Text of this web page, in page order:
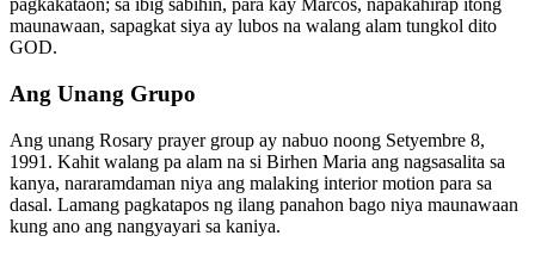
pagkakataon; sa ibig sabihin, para kay Marcos, napakahirap itong
maunawaan, sapagkat siya ay lubos na walang alam tungkol dito
GOD.
Ang Unang Grupo
Ang unang Rosary prayer group ay nabuo noong Setyembre 8,
1991. Kahit walang pa alam na si Birhen Maria ang nagsasalita sa
kanya, nararamdaman niya ang malaking interior motion para sa
dasal. Lamang pagkatapos ng ilang panahon bago niya maunawaan
kung ano ang nangyayari sa kaniya.